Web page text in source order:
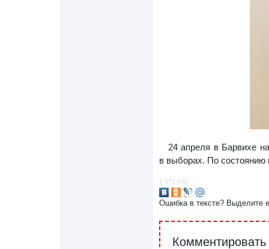
24 апреля в Барвихе
в выборах. По состоянию
2 072 (+6)
Ошибка в тексте? Выделите
Комментировать